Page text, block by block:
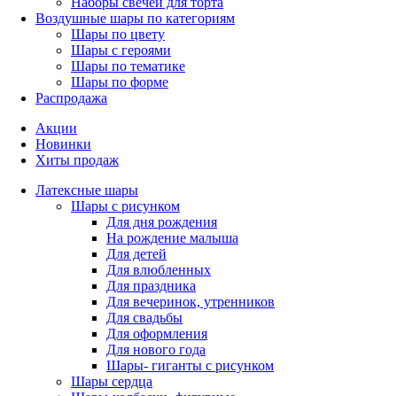
Воздушные шары по категориям
Шары по цвету
Шары с героями
Шары по тематике
Шары по форме
Распродажа
Акции
Новинки
Хиты продаж
Латексные шары
Шары с рисунком
Для дня рождения
На рождение малыша
Для детей
Для влюбленных
Для праздника
Для вечеринок, утренников
Для свадьбы
Для оформления
Для нового года
Шары- гиганты с рисунком
Шары сердца